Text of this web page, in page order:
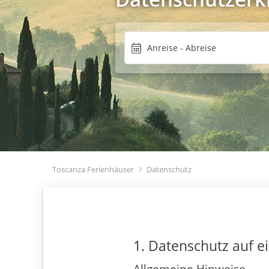
Toscanza Ferienhäuser Datenschutz
1. Datenschutz auf